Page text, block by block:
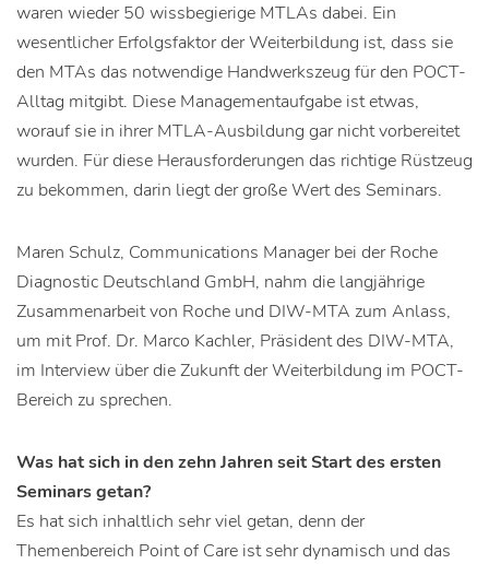
waren wieder 50 wissbegierige MTLAs dabei. Ein
wesentlicher Erfolgsfaktor der Weiterbildung ist, dass sie
den MTAs das notwendige Handwerkszeug für den POCT-
Alltag mitgibt. Diese Managementaufgabe ist etwas,
worauf sie in ihrer MTLA-Ausbildung gar nicht vorbereitet
wurden. Für diese Herausforderungen das richtige Rüstzeug
zu bekommen, darin liegt der große Wert des Seminars.
Maren Schulz, Communications Manager bei der Roche
Diagnostic Deutschland GmbH, nahm die langjährige
Zusammenarbeit von Roche und DIW-MTA zum Anlass,
um mit Prof. Dr. Marco Kachler, Präsident des DIW-MTA,
im Interview über die Zukunft der Weiterbildung im POCT-
Bereich zu sprechen.
Was hat sich in den zehn Jahren seit Start des ersten
Seminars getan?
Es hat sich inhaltlich sehr viel getan, denn der
Themenbereich Point of Care ist sehr dynamisch und das